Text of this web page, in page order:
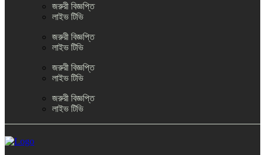
জরুরী বিজ্ঞপ্তি
লাইভ টিভি
জরুরী বিজ্ঞপ্তি
লাইভ টিভি
জরুরী বিজ্ঞপ্তি
লাইভ টিভি
জরুরী বিজ্ঞপ্তি
লাইভ টিভি